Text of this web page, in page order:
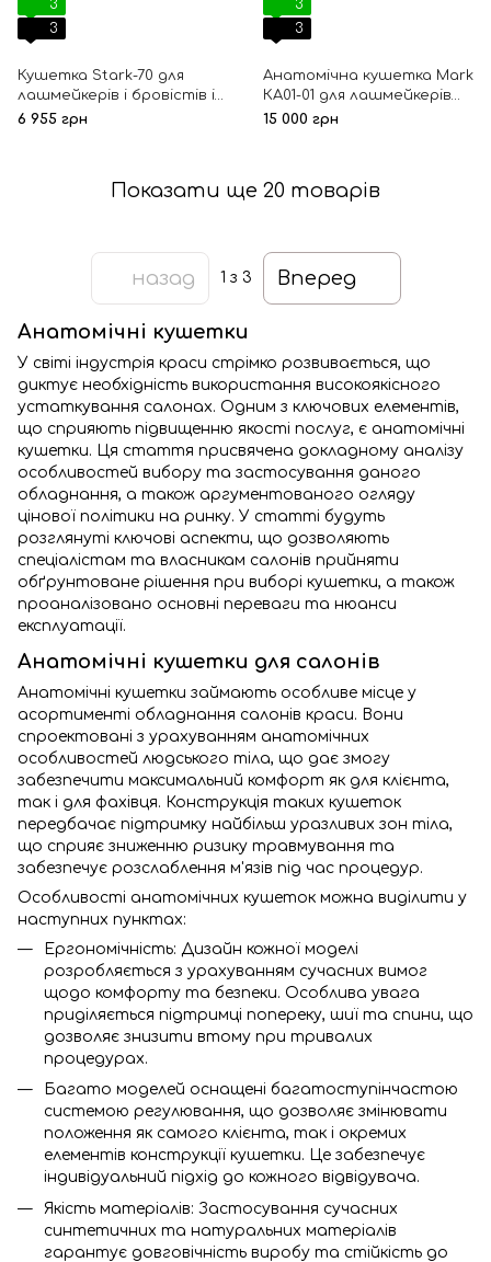
3
3
Кушетка Stark-70 для
лашмейкерів і бровістів із
поперечним
6 955 грн
3
3
Анатомічна кушетка Mark
КА01-01 для лашмейкерів
та бровістів
15 000 грн
Показати ще 20 товарів
назад 1 з 3 Вперед
Анатомічні кушетки
У світі індустрія краси стрімко розвивається, що
диктує необхідність використання високоякісного
устаткування салонах. Одним з ключових елементів,
що сприяють підвищенню якості послуг, є анатомічні
кушетки. Ця стаття присвячена докладному аналізу
особливостей вибору та застосування даного
обладнання, а також аргументованого огляду
цінової політики на ринку. У статті будуть
розглянуті ключові аспекти, що дозволяють
спеціалістам та власникам салонів прийняти
обґрунтоване рішення при виборі кушетки, а також
проаналізовано основні переваги та нюанси
експлуатації.
Анатомічні кушетки для салонів
Анатомічні кушетки займають особливе місце у
асортименті обладнання салонів краси. Вони
спроектовані з урахуванням анатомічних
особливостей людського тіла, що дає змогу
забезпечити максимальний комфорт як для клієнта,
так і для фахівця. Конструкція таких кушеток
передбачає підтримку найбільш уразливих зон тіла,
що сприяє зниженню ризику травмування та
забезпечує розслаблення м'язів під час процедур.
Особливості анатомічних кушеток можна виділити у
наступних пунктах:
Ергономічність: Дизайн кожної моделі
розробляється з урахуванням сучасних вимог
щодо комфорту та безпеки. Особлива увага
приділяється підтримці попереку, шиї та спини, що
дозволяє знизити втому при тривалих
процедурах.
Багато моделей оснащені багатоступінчастою
системою регулювання, що дозволяє змінювати
положення як самого клієнта, так і окремих
елементів конструкції кушетки. Це забезпечує
індивідуальний підхід до кожного відвідувача.
Якість матеріалів: Застосування сучасних
синтетичних та натуральних матеріалів
гарантує довговічність виробу та стійкість до